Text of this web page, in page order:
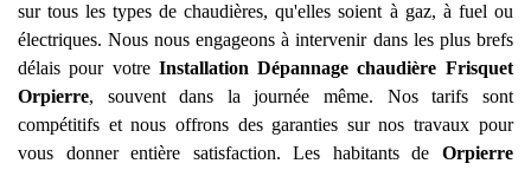
sur tous les types de chaudières, qu'elles soient à gaz, à fuel ou
électriques. Nous nous engageons à intervenir dans les plus brefs
délais pour votre Installation Dépannage chaudière Frisquet
Orpierre, souvent dans la journée même. Nos tarifs sont
compétitifs et nous offrons des garanties sur nos travaux pour
vous donner entière satisfaction. Les habitants de Orpierre